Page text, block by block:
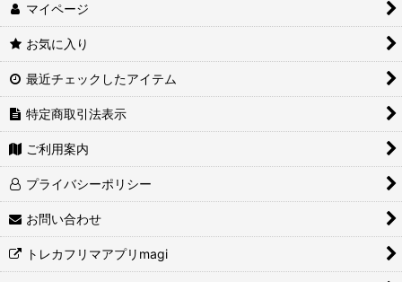
マイページ
お気に入り
最近チェックしたアイテム
特定商取引法表示
ご利用案内
プライバシーポリシー
お問い合わせ
トレカフリマアプリmagi